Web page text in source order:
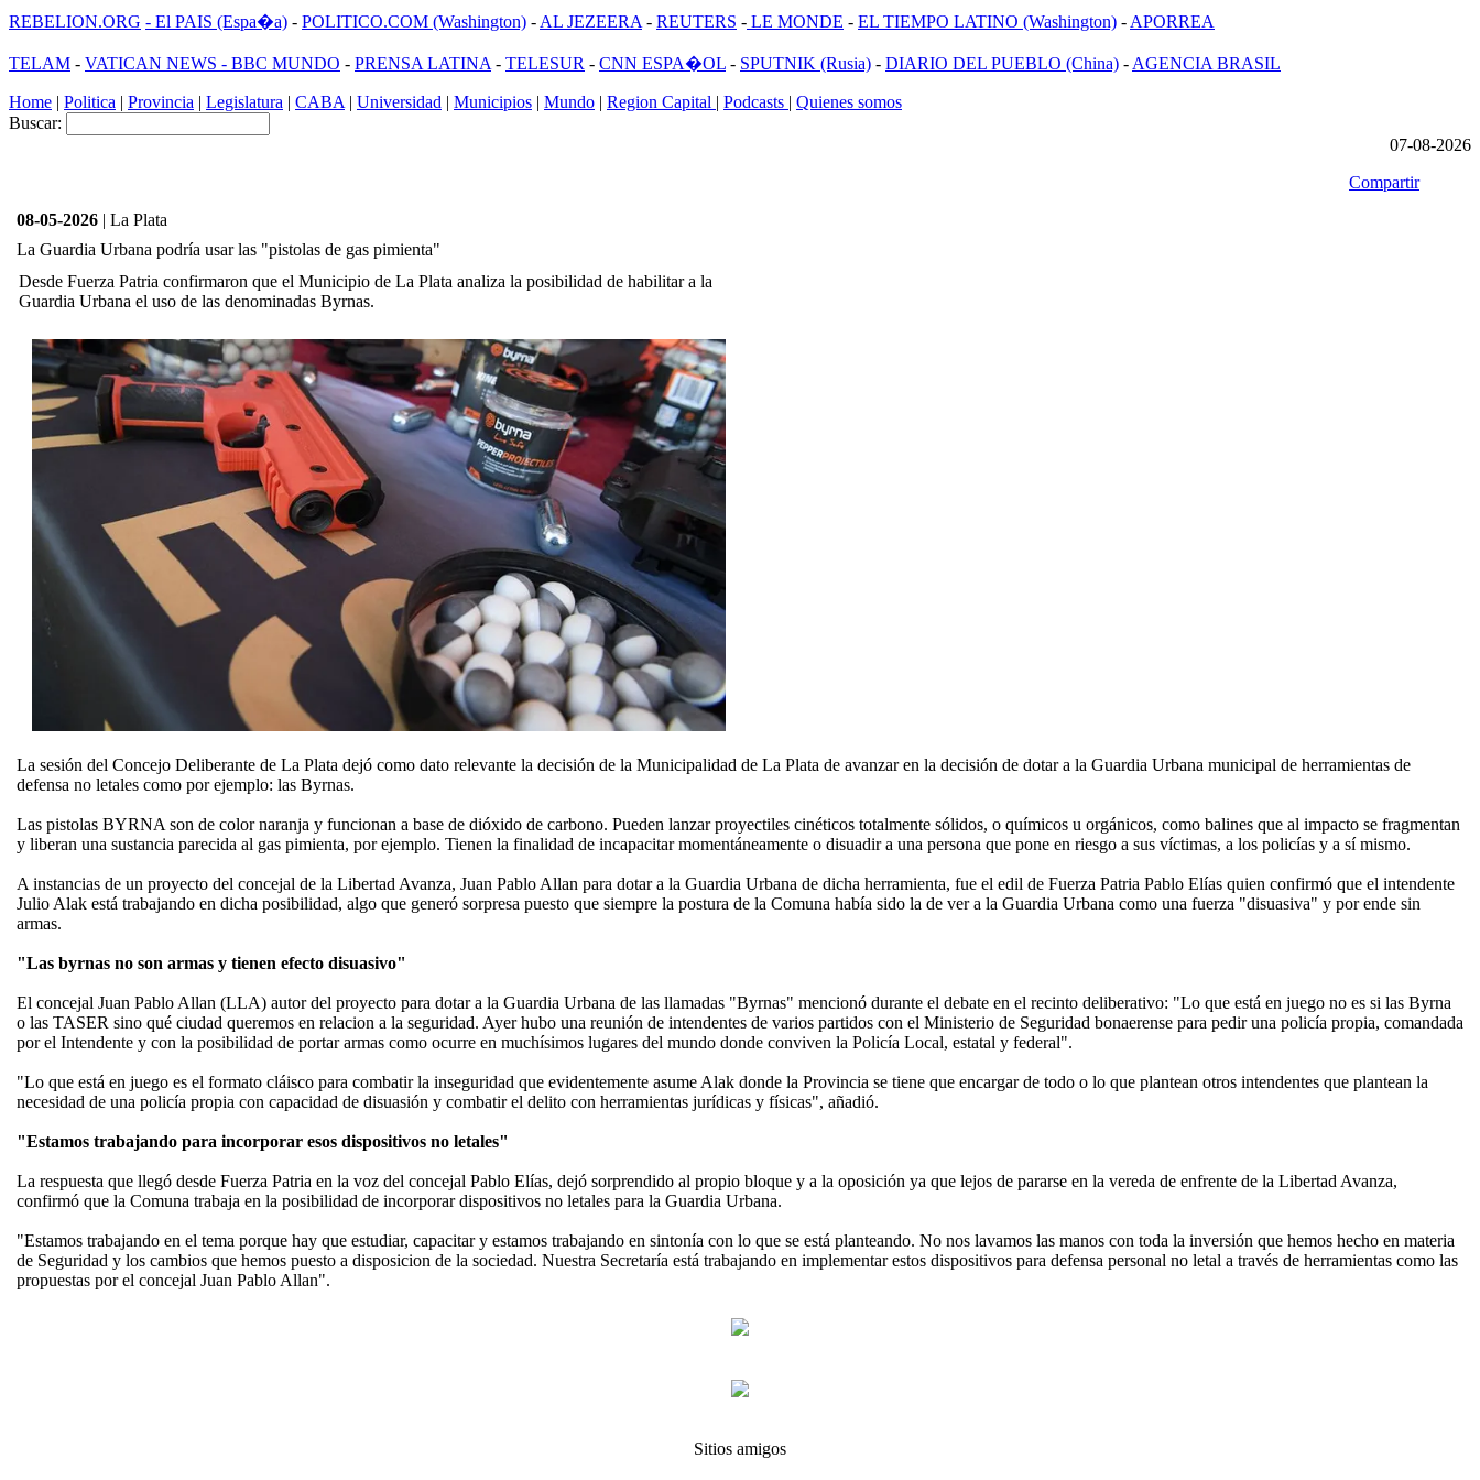
REBELION.ORG - El PAIS (Espa�a) - POLITICO.COM (Washington) - AL JEZEERA - REUTERS - LE MONDE - EL TIEMPO LATINO (Washington) - APORREA
TELAM - VATICAN NEWS - BBC MUNDO - PRENSA LATINA - TELESUR - CNN ESPA�OL - SPUTNIK (Rusia) - DIARIO DEL PUEBLO (China) - AGENCIA BRASIL
Home | Politica | Provincia | Legislatura | CABA | Universidad | Municipios | Mundo | Region Capital | Podcasts | Quienes somos
Buscar:
07-08-2026
Compartir
08-05-2026 | La Plata
La Guardia Urbana podría usar las "pistolas de gas pimienta"
Desde Fuerza Patria confirmaron que el Municipio de La Plata analiza la posibilidad de habilitar a la
Guardia Urbana el uso de las denominadas Byrnas.
La sesión del Concejo Deliberante de La Plata dejó como dato relevante la decisión de la Municipalidad de La Plata de avanzar en la decisión de dotar a la Guardia Urbana municipal de herramientas de
defensa no letales como por ejemplo: las Byrnas.
Las pistolas BYRNA son de color naranja y funcionan a base de dióxido de carbono. Pueden lanzar proyectiles cinéticos totalmente sólidos, o químicos u orgánicos, como balines que al impacto se fragmentan
y liberan una sustancia parecida al gas pimienta, por ejemplo. Tienen la finalidad de incapacitar momentáneamente o disuadir a una persona que pone en riesgo a sus víctimas, a los policías y a sí mismo.
A instancias de un proyecto del concejal de la Libertad Avanza, Juan Pablo Allan para dotar a la Guardia Urbana de dicha herramienta, fue el edil de Fuerza Patria Pablo Elías quien confirmó que el intendente
Julio Alak está trabajando en dicha posibilidad, algo que generó sorpresa puesto que siempre la postura de la Comuna había sido la de ver a la Guardia Urbana como una fuerza "disuasiva" y por ende sin
armas.
"Las byrnas no son armas y tienen efecto disuasivo"
El concejal Juan Pablo Allan (LLA) autor del proyecto para dotar a la Guardia Urbana de las llamadas "Byrnas" mencionó durante el debate en el recinto deliberativo: "Lo que está en juego no es si las Byrna
o las TASER sino qué ciudad queremos en relacion a la seguridad. Ayer hubo una reunión de intendentes de varios partidos con el Ministerio de Seguridad bonaerense para pedir una policía propia, comandada
por el Intendente y con la posibilidad de portar armas como ocurre en muchísimos lugares del mundo donde conviven la Policía Local, estatal y federal".
"Lo que está en juego es el formato cláisco para combatir la inseguridad que evidentemente asume Alak donde la Provincia se tiene que encargar de todo o lo que plantean otros intendentes que plantean la
necesidad de una policía propia con capacidad de disuasión y combatir el delito con herramientas jurídicas y físicas", añadió.
"Estamos trabajando para incorporar esos dispositivos no letales"
La respuesta que llegó desde Fuerza Patria en la voz del concejal Pablo Elías, dejó sorprendido al propio bloque y a la oposición ya que lejos de pararse en la vereda de enfrente de la Libertad Avanza,
confirmó que la Comuna trabaja en la posibilidad de incorporar dispositivos no letales para la Guardia Urbana.
"Estamos trabajando en el tema porque hay que estudiar, capacitar y estamos trabajando en sintonía con lo que se está planteando. No nos lavamos las manos con toda la inversión que hemos hecho en materia
de Seguridad y los cambios que hemos puesto a disposicion de la sociedad. Nuestra Secretaría está trabajando en implementar estos dispositivos para defensa personal no letal a través de herramientas como las
propuestas por el concejal Juan Pablo Allan".
Sitios amigos